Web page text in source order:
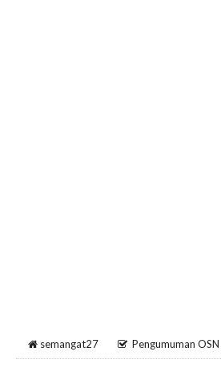
semangat27 Pengumuman OSN